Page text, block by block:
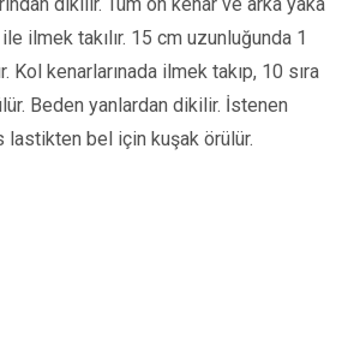
ilmek takılır. 15 cm uzunluğunda 1
kenarlarınada ilmek takıp, 10 sıra
Beden yanlardan dikilir. İstenen
bel için kuşak örülür.